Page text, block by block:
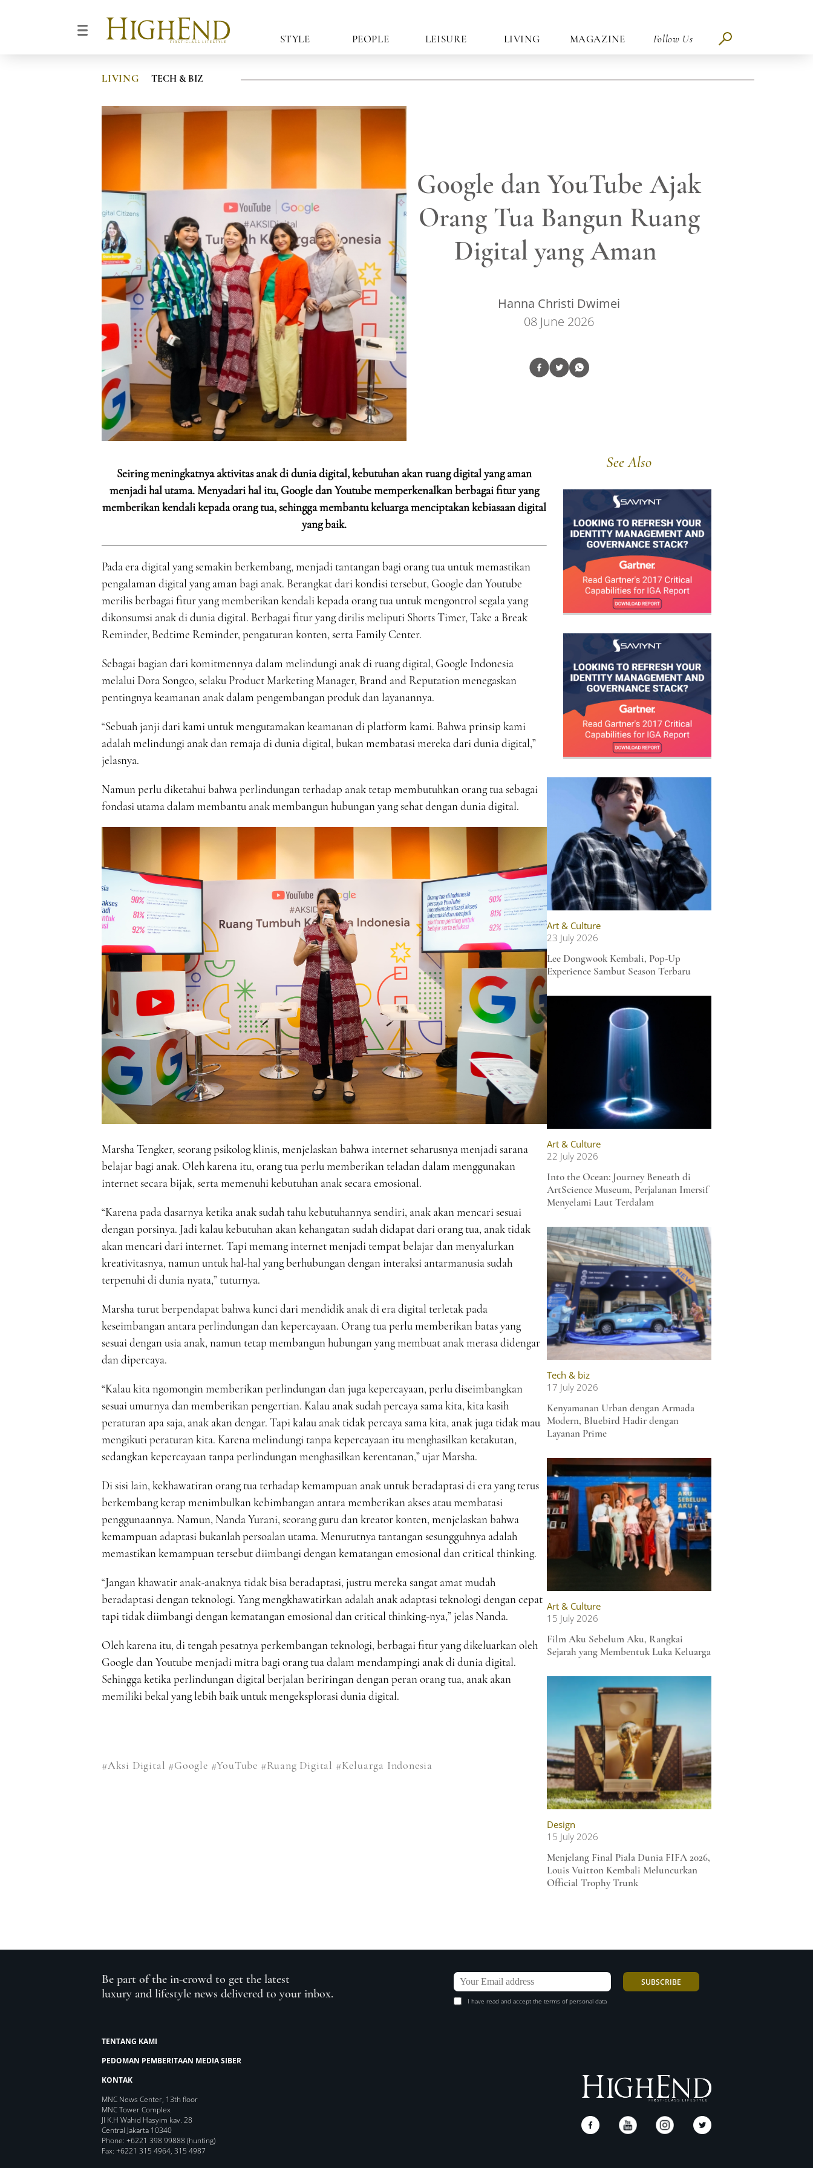
STYLE PEOPLE LEISURE LIVING MAGAZINE Follow Us
LIVING TECH & BIZ
Google dan YouTube Ajak
Orang Tua Bangun Ruang
Digital yang Aman
Hanna Christi Dwimei
08 June 2026
Seiring meningkatnya aktivitas anak di dunia digital, kebutuhan akan ruang digital yang aman
menjadi hal utama. Menyadari hal itu, Google dan Youtube memperkenalkan berbagai fitur yang
memberikan kendali kepada orang tua, sehingga membantu keluarga menciptakan kebiasaan digital
yang baik.
Pada era digital yang semakin berkembang, menjadi tantangan bagi orang tua untuk memastikan
pengalaman digital yang aman bagi anak. Berangkat dari kondisi tersebut, Google dan Youtube
merilis berbagai fitur yang memberikan kendali kepada orang tua untuk mengontrol segala yang
dikonsumsi anak di dunia digital. Berbagai fitur yang dirilis meliputi Shorts Timer, Take a Break
Reminder, Bedtime Reminder, pengaturan konten, serta Family Center.
Sebagai bagian dari komitmennya dalam melindungi anak di ruang digital, Google Indonesia
melalui Dora Songco, selaku Product Marketing Manager, Brand and Reputation menegaskan
pentingnya keamanan anak dalam pengembangan produk dan layanannya.
“Sebuah janji dari kami untuk mengutamakan keamanan di platform kami. Bahwa prinsip kami
adalah melindungi anak dan remaja di dunia digital, bukan membatasi mereka dari dunia digital,”
jelasnya.
Namun perlu diketahui bahwa perlindungan terhadap anak tetap membutuhkan orang tua sebagai
fondasi utama dalam membantu anak membangun hubungan yang sehat dengan dunia digital.
Marsha Tengker, seorang psikolog klinis, menjelaskan bahwa internet seharusnya menjadi sarana
belajar bagi anak. Oleh karena itu, orang tua perlu memberikan teladan dalam menggunakan
internet secara bijak, serta memenuhi kebutuhan anak secara emosional.
“Karena pada dasarnya ketika anak sudah tahu kebutuhannya sendiri, anak akan mencari sesuai
dengan porsinya. Jadi kalau kebutuhan akan kehangatan sudah didapat dari orang tua, anak tidak
akan mencari dari internet. Tapi memang internet menjadi tempat belajar dan menyalurkan
kreativitasnya, namun untuk hal-hal yang berhubungan dengan interaksi antarmanusia sudah
terpenuhi di dunia nyata,” tuturnya.
Marsha turut berpendapat bahwa kunci dari mendidik anak di era digital terletak pada
keseimbangan antara perlindungan dan kepercayaan. Orang tua perlu memberikan batas yang
sesuai dengan usia anak, namun tetap membangun hubungan yang membuat anak merasa didengar
dan dipercaya.
“Kalau kita ngomongin memberikan perlindungan dan juga kepercayaan, perlu diseimbangkan
sesuai umurnya dan memberikan pengertian. Kalau anak sudah percaya sama kita, kita kasih
peraturan apa saja, anak akan dengar. Tapi kalau anak tidak percaya sama kita, anak juga tidak mau
mengikuti peraturan kita. Karena melindungi tanpa kepercayaan itu menghasilkan ketakutan,
sedangkan kepercayaan tanpa perlindungan menghasilkan kerentanan,” ujar Marsha.
Di sisi lain, kekhawatiran orang tua terhadap kemampuan anak untuk beradaptasi di era yang terus
berkembang kerap menimbulkan kebimbangan antara memberikan akses atau membatasi
penggunaannya. Namun, Nanda Yurani, seorang guru dan kreator konten, menjelaskan bahwa
kemampuan adaptasi bukanlah persoalan utama. Menurutnya tantangan sesungguhnya adalah
memastikan kemampuan tersebut diimbangi dengan kematangan emosional dan critical thinking.
“Jangan khawatir anak-anaknya tidak bisa beradaptasi, justru mereka sangat amat mudah
beradaptasi dengan teknologi. Yang mengkhawatirkan adalah anak adaptasi teknologi dengan cepat
tapi tidak diimbangi dengan kematangan emosional dan critical thinking-nya,” jelas Nanda.
Oleh karena itu, di tengah pesatnya perkembangan teknologi, berbagai fitur yang dikeluarkan oleh
Google dan Youtube menjadi mitra bagi orang tua dalam mendampingi anak di dunia digital.
Sehingga ketika perlindungan digital berjalan beriringan dengan peran orang tua, anak akan
memiliki bekal yang lebih baik untuk mengeksplorasi dunia digital.
#Aksi Digital #Google #YouTube #Ruang Digital #Keluarga Indonesia
See Also
Art & Culture
23 July 2026
Lee Dongwook Kembali, Pop-Up
Experience Sambut Season Terbaru
Art & Culture
22 July 2026
Into the Ocean: Journey Beneath di
ArtScience Museum, Perjalanan Imersif
Menyelami Laut Terdalam
Tech & biz
17 July 2026
Kenyamanan Urban dengan Armada
Modern, Bluebird Hadir dengan
Layanan Prime
Art & Culture
15 July 2026
Film Aku Sebelum Aku, Rangkai
Sejarah yang Membentuk Luka Keluarga
Design
15 July 2026
Menjelang Final Piala Dunia FIFA 2026,
Louis Vuitton Kembali Meluncurkan
Official Trophy Trunk
Be part of the in-crowd to get the latest
luxury and lifestyle news delivered to your inbox.
I have read and accept the terms of personal data
TENTANG KAMI
PEDOMAN PEMBERITAAN MEDIA SIBER
KONTAK
MNC News Center, 13th floor
MNC Tower Complex
Jl K.H Wahid Hasyim kav. 28
Central Jakarta 10340
Phone: +6221 398 99888 (hunting)
Fax: +6221 315 4964, 315 4987